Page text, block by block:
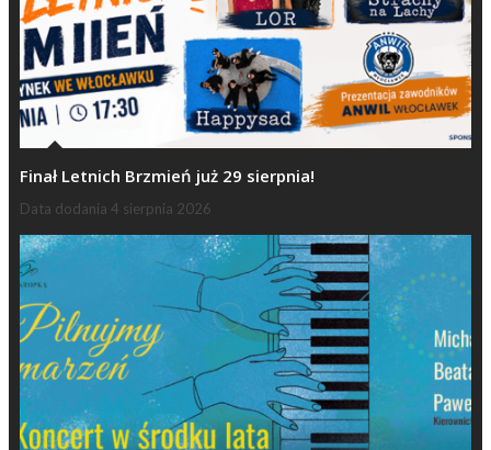
Finał Letnich Brzmień już 29 sierpnia!
Data dodania 4 sierpnia 2026